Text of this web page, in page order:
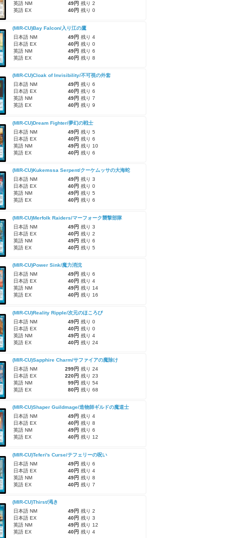
英語 NM
49円 残り 2
英語 EX
40円 残り 0
(MIR-CU)Bay Falcon/入り江の鷹
日本語 NM
49円 残り 4
日本語 EX
40円 残り 0
英語 NM
49円 残り 6
英語 EX
40円 残り 8
(MIR-CU)Cloak of Invisibility/不可視の外套
日本語 NM
49円 残り 6
日本語 EX
40円 残り 6
英語 NM
49円 残り 7
英語 EX
40円 残り 9
(MIR-CU)Dream Fighter/夢幻の戦士
日本語 NM
49円 残り 5
日本語 EX
40円 残り 6
英語 NM
49円 残り 10
英語 EX
40円 残り 6
(MIR-CU)Kukemssa Serpent/クーケムッサの大海蛇
日本語 NM
49円 残り 3
日本語 EX
40円 残り 0
英語 NM
49円 残り 5
英語 EX
40円 残り 6
(MIR-CU)Merfolk Raiders/マーフォーク襲撃部隊
日本語 NM
49円 残り 3
日本語 EX
40円 残り 2
英語 NM
49円 残り 6
英語 EX
40円 残り 5
(MIR-CU)Power Sink/魔力消沈
日本語 NM
49円 残り 6
日本語 EX
40円 残り 4
英語 NM
49円 残り 14
英語 EX
40円 残り 16
(MIR-CU)Reality Ripple/次元のほころび
日本語 NM
49円 残り 0
日本語 EX
40円 残り 0
英語 NM
49円 残り 4
英語 EX
40円 残り 24
(MIR-CU)Sapphire Charm/サファイアの魔除け
日本語 NM
299円 残り 24
日本語 EX
220円 残り 23
英語 NM
99円 残り 54
英語 EX
80円 残り 68
(MIR-CU)Shaper Guildmage/造物師ギルドの魔道士
日本語 NM
49円 残り 4
日本語 EX
40円 残り 8
英語 NM
49円 残り 6
英語 EX
40円 残り 12
(MIR-CU)Teferi's Curse/テフェリーの呪い
日本語 NM
49円 残り 6
日本語 EX
40円 残り 4
英語 NM
49円 残り 8
英語 EX
40円 残り 7
(MIR-CU)Thirst/渇き
日本語 NM
49円 残り 2
日本語 EX
40円 残り 3
英語 NM
49円 残り 12
英語 EX
40円 残り 4